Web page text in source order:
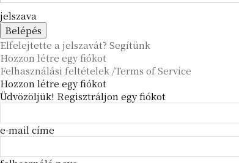
jelszava
Elfelejtette a jelszavát? Segítünk
Hozzon létre egy fiókot
Felhasználási feltételek /Terms of Service
Hozzon létre egy fiókot
Üdvözöljük! Regisztráljon egy fiókot
e-mail címe